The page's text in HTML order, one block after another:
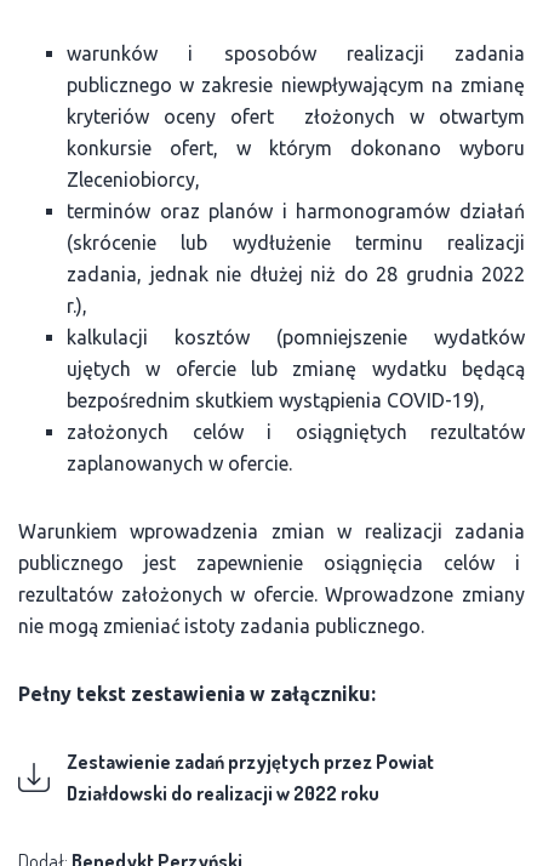
warunków i sposobów realizacji zadania
publicznego w zakresie niewpływającym na zmianę
kryteriów oceny ofert złożonych w otwartym
konkursie ofert, w którym dokonano wyboru
Zleceniobiorcy,
terminów oraz planów i harmonogramów działań
(skrócenie lub wydłużenie terminu realizacji
zadania, jednak nie dłużej niż do 28 grudnia 2022
r.),
kalkulacji kosztów (pomniejszenie wydatków
ujętych w ofercie lub zmianę wydatku będącą
bezpośrednim skutkiem wystąpienia COVID-19),
założonych celów i osiągniętych rezultatów
zaplanowanych w ofercie.
Warunkiem wprowadzenia zmian w realizacji zadania
publicznego jest zapewnienie osiągnięcia celów i
rezultatów założonych w ofercie. Wprowadzone zmiany
nie mogą zmieniać istoty zadania publicznego.
Pełny tekst zestawienia w załączniku:
Zestawienie zadań przyjętych przez Powiat
Działdowski do realizacji w 2022 roku
Dodał: Benedykt Perzyński